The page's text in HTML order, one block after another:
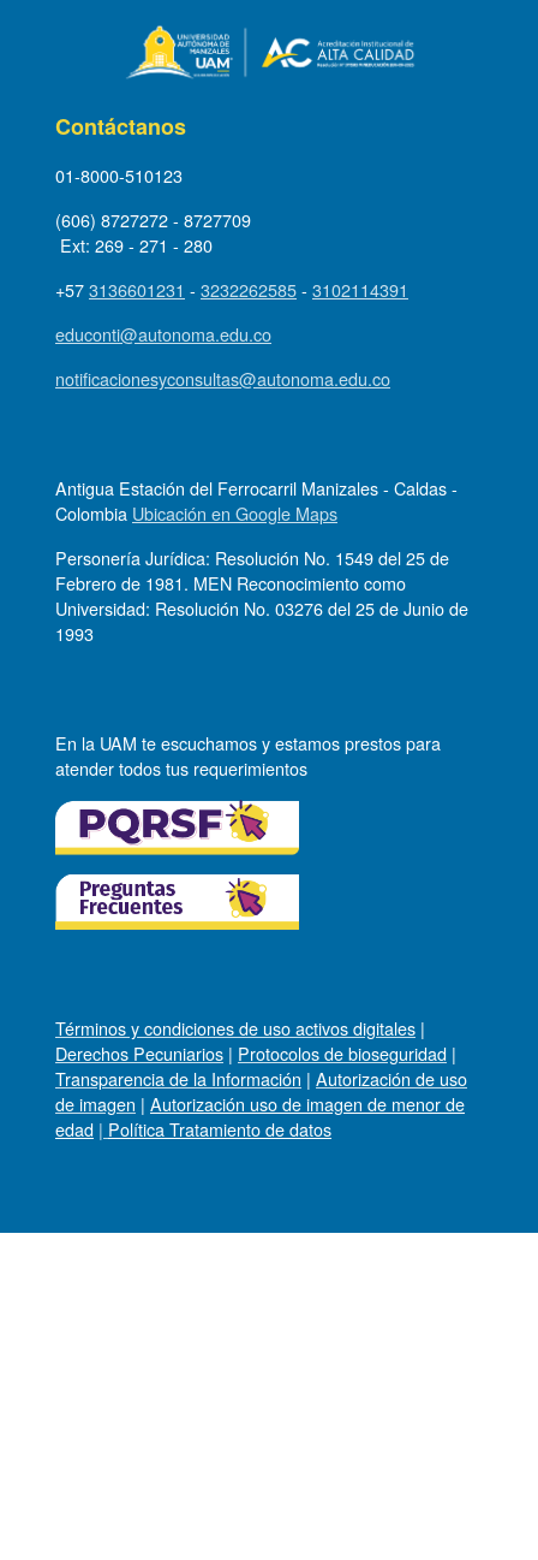
Contáctanos
01-8000-510123
(606) 8727272 - 8727709
Ext: 269 - 271 - 280
+573136601231 - 3232262585- 3102114391
educonti@autonoma.edu.co
notificacionesyconsultas@autonoma.edu.co
Antigua Estación del Ferrocarril Manizales - Caldas -
Colombia Ubicación en Google Maps
Personería Jurídica: Resolución No. 1549 del 25 de
Febrero de 1981. MEN Reconocimiento como
Universidad: Resolución No. 03276 del 25 de Junio de
1993
En la UAM te escuchamos y estamos prestos para
atender todos tus requerimientos
Términos y condiciones de uso activos digitales |
Derechos Pecuniarios | Protocolos de bioseguridad |
Transparencia de la Información | Autorización de uso
de imagen | Autorización uso de imagen de menor de
edad | Política Tratamiento de datos